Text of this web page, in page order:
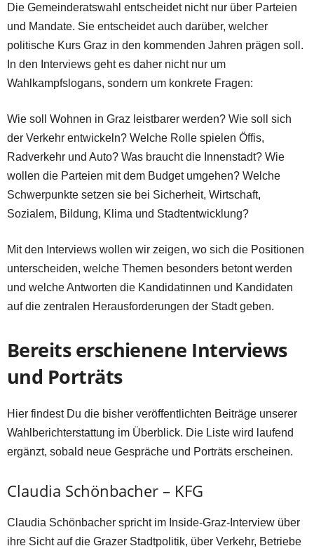
Die Gemeinderatswahl entscheidet nicht nur über Parteien
und Mandate. Sie entscheidet auch darüber, welcher
politische Kurs Graz in den kommenden Jahren prägen soll.
In den Interviews geht es daher nicht nur um
Wahlkampfslogans, sondern um konkrete Fragen:
Wie soll Wohnen in Graz leistbarer werden? Wie soll sich
der Verkehr entwickeln? Welche Rolle spielen Öffis,
Radverkehr und Auto? Was braucht die Innenstadt? Wie
wollen die Parteien mit dem Budget umgehen? Welche
Schwerpunkte setzen sie bei Sicherheit, Wirtschaft,
Sozialem, Bildung, Klima und Stadtentwicklung?
Mit den Interviews wollen wir zeigen, wo sich die Positionen
unterscheiden, welche Themen besonders betont werden
und welche Antworten die Kandidatinnen und Kandidaten
auf die zentralen Herausforderungen der Stadt geben.
Bereits erschienene Interviews
und Porträts
Hier findest Du die bisher veröffentlichten Beiträge unserer
Wahlberichterstattung im Überblick. Die Liste wird laufend
ergänzt, sobald neue Gespräche und Porträts erscheinen.
Claudia Schönbacher – KFG
Claudia Schönbacher spricht im Inside-Graz-Interview über
ihre Sicht auf die Grazer Stadtpolitik, über Verkehr, Betriebe